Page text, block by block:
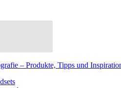
– Produkte, Tipps und